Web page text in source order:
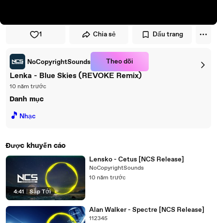
1 Chia sẻ Dấu trang
NoCopyrightSounds Theo dõi
Lenka - Blue Skies (REVOKE Remix)
10 năm trước
Danh mục
🎵 Nhạc
Được khuyến cáo
4:41 | Sắp Tới
Lensko - Cetus [NCS Release]
NoCopyrightSounds
10 năm trước
Alan Walker - Spectre [NCS Release]
112345